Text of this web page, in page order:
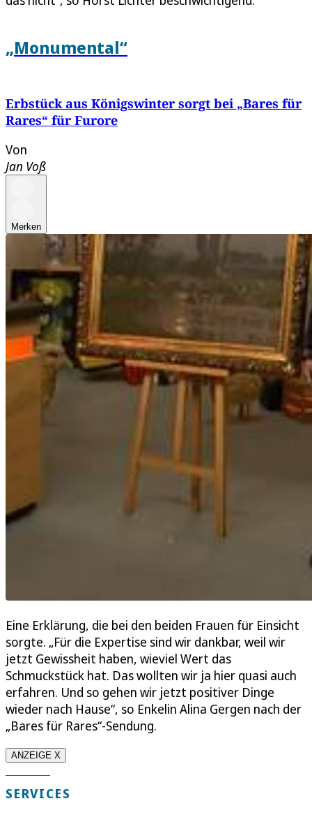
„Monumental“
Erbstück aus Königswinter sorgt bei „Bares für
Rares“ für Furore
Von
Jan Voß
Merken
Eine Erklärung, die bei den beiden Frauen für Einsicht
sorgte. „Für die Expertise sind wir dankbar, weil wir
jetzt Gewissheit haben, wieviel Wert das
Schmuckstück hat. Das wollten wir ja hier quasi auch
erfahren. Und so gehen wir jetzt positiver Dinge
wieder nach Hause“, so Enkelin Alina Gergen nach der
„Bares für Rares“-Sendung.
ANZEIGE X
SERVICES